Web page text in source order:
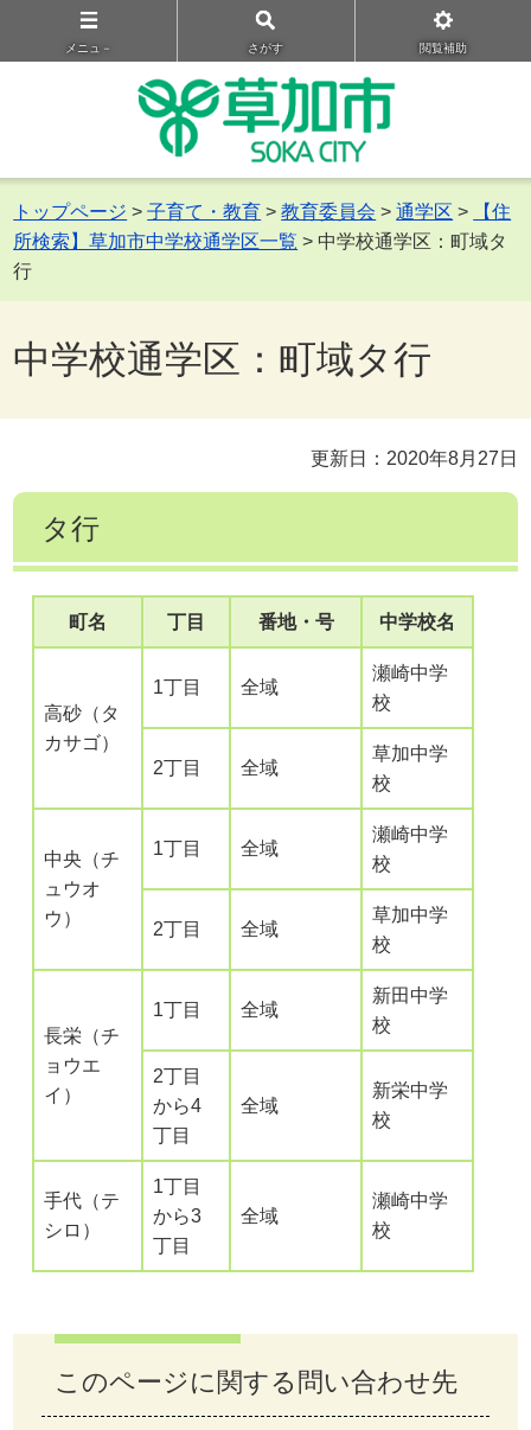
メニュ－ さがす 閲覧補助
トップページ >子育て・教育 >教育委員会 >通学区 >
【住
所検索】草加市中学校通学区一覧 > 中学校通学区：町域タ
行
中学校通学区：町域タ行
更新日：2020年8月27日
タ行
町名 丁目 番地・号 中学校名
高砂（タ
カサゴ）
1丁目 全域
瀬崎中学
校
2丁目 全域
草加中学
校
中央（チ
ュウオ
ウ）
1丁目 全域
瀬崎中学
校
2丁目 全域
草加中学
校
長栄（チ
ョウエ
イ）
1丁目 全域
新田中学
校
2丁目
から4
丁目
全域
新栄中学
校
手代（テ
シロ）
1丁目
から3
丁目
全域
瀬崎中学
校
このページに関する問い合わせ先